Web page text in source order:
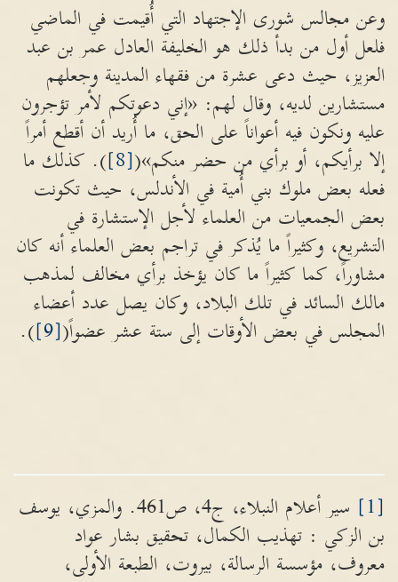
وعن مجالس شورى الإجتهاد التي أُقيمت في الماضي
فلعل أول من بدأ ذلك هو الخليفة العادل عمر بن عبد
العزيز، حيث دعى عشرة من فقهاء المدينة وجعلهم
مستشارين لديه، وقال لهم: «إني دعوتكم لأمر تؤجرون
عليه ونكون فيه أعواناً على الحق، ما أُريد أن أقطع أمراً
إلا برأيكم، أو برأي من حضر منكم»([8]
). كذلك ما
فعله بعض ملوك بني أُمية في الأندلس، حيث تكونت
بعض الجمعيات من العلماء لأجل الإستشارة في
التشريع، وكثيراً ما يُذكر في تراجم بعض العلماء أنه كان
مشاوراً، كما كثيراً ما كان يؤخذ برأي مخالف لمذهب
مالك السائد في تلك البلاد، وكان يصل عدد أعضاء
المجلس في بعض الأوقات إلى ستة عشر عضواً([9]
).
[1]
سير أعلام النبلاء، ج4، ص461. والمزي، يوسف
بن الزكي : تهذيب الكمال، تحقيق بشار عواد
معروف، مؤسسة الرسالة، بيروت، الطبعة الأولى،